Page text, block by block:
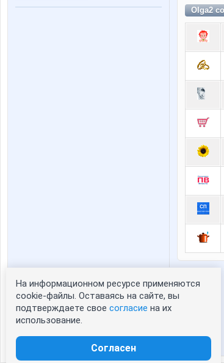
Статистика портрета:
сейчас просматривают портрет - 0
зарегистрированные пользователи
Olga2
На информационном ресурсе применяются
cookie-файлы. Оставаясь на сайте, вы
подтверждаете свое согласие на их
использование.
Согласен